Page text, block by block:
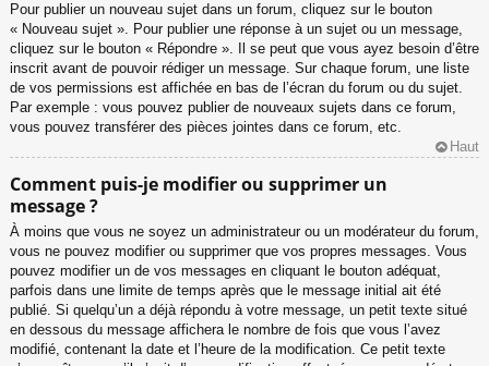
Pour publier un nouveau sujet dans un forum, cliquez sur le bouton
« Nouveau sujet ». Pour publier une réponse à un sujet ou un message,
cliquez sur le bouton « Répondre ». Il se peut que vous ayez besoin d’être
inscrit avant de pouvoir rédiger un message. Sur chaque forum, une liste
de vos permissions est affichée en bas de l’écran du forum ou du sujet.
Par exemple : vous pouvez publier de nouveaux sujets dans ce forum,
vous pouvez transférer des pièces jointes dans ce forum, etc.
Haut
Comment puis-je modifier ou supprimer un
message ?
À moins que vous ne soyez un administrateur ou un modérateur du forum,
vous ne pouvez modifier ou supprimer que vos propres messages. Vous
pouvez modifier un de vos messages en cliquant le bouton adéquat,
parfois dans une limite de temps après que le message initial ait été
publié. Si quelqu’un a déjà répondu à votre message, un petit texte situé
en dessous du message affichera le nombre de fois que vous l’avez
modifié, contenant la date et l’heure de la modification. Ce petit texte